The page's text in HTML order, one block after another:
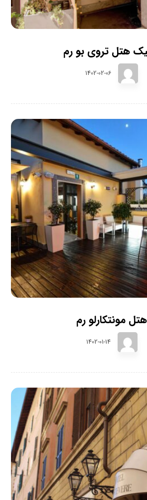
هتل تروی بو رم
1402-02-06
هتل مونتکارلو رم
1402-01-14